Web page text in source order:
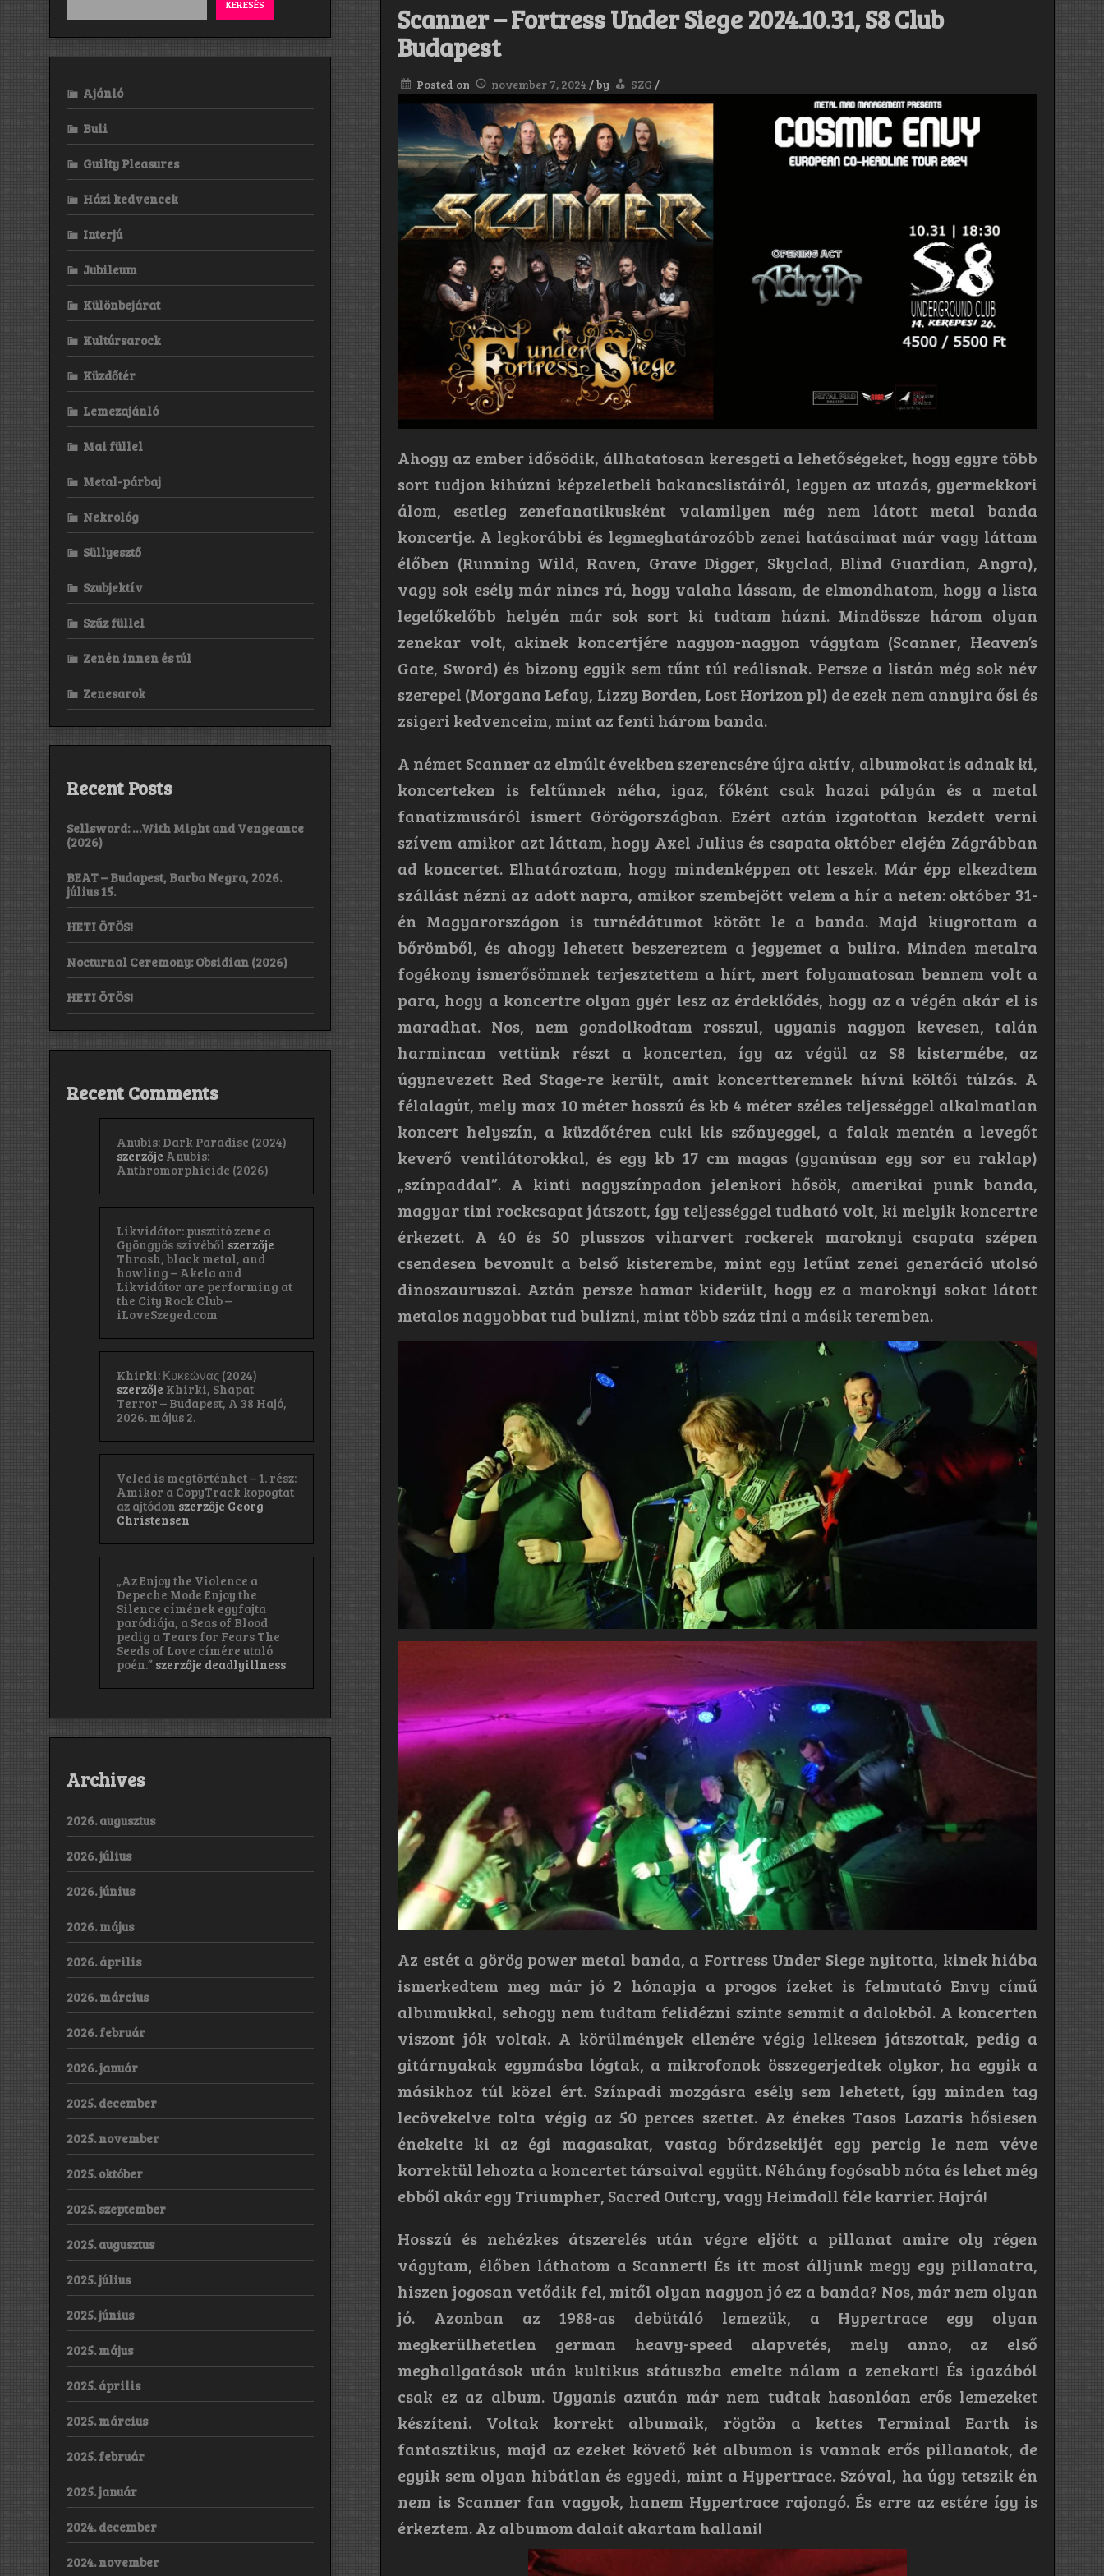
Scanner – Fortress Under Siege 2024.10.31, S8 Club
Budapest
Posted on november 7, 2024 /by SZG /
Ahogy az ember idősödik, állhatatosan keresgeti a lehetőségeket, hogy egyre több
sort tudjon kihúzni képzeletbeli bakancslistáiról, legyen az utazás, gyermekkori
álom, esetleg zenefanatikusként valamilyen még nem látott metal banda
koncertje. A legkorábbi és legmeghatározóbb zenei hatásaimat már vagy láttam
élőben (Running Wild, Raven, Grave Digger, Skyclad, Blind Guardian, Angra),
vagy sok esély már nincs rá, hogy valaha lássam, de elmondhatom, hogy a lista
legelőkelőbb helyén már sok sort ki tudtam húzni. Mindössze három olyan
zenekar volt, akinek koncertjére nagyon-nagyon vágytam (Scanner, Heaven’s
Gate, Sword) és bizony egyik sem tűnt túl reálisnak. Persze a listán még sok név
szerepel (Morgana Lefay, Lizzy Borden, Lost Horizon pl) de ezek nem annyira ősi és
zsigeri kedvenceim, mint az fenti három banda.
A német Scanner az elmúlt években szerencsére újra aktív, albumokat is adnak ki,
koncerteken is feltűnnek néha, igaz, főként csak hazai pályán és a metal
fanatizmusáról ismert Görögországban. Ezért aztán izgatottan kezdett verni
szívem amikor azt láttam, hogy Axel Julius és csapata október elején Zágrábban
ad koncertet. Elhatároztam, hogy mindenképpen ott leszek. Már épp elkezdtem
szállást nézni az adott napra, amikor szembejött velem a hír a neten: október 31-
én Magyarországon is turnédátumot kötött le a banda. Majd kiugrottam a
bőrömből, és ahogy lehetett beszereztem a jegyemet a bulira. Minden metalra
fogékony ismerősömnek terjesztettem a hírt, mert folyamatosan bennem volt a
para, hogy a koncertre olyan gyér lesz az érdeklődés, hogy az a végén akár el is
maradhat. Nos, nem gondolkodtam rosszul, ugyanis nagyon kevesen, talán
harmincan vettünk részt a koncerten, így az végül az S8 kistermébe, az
úgynevezett Red Stage-re került, amit koncertteremnek hívni költői túlzás. A
félalagút, mely max 10 méter hosszú és kb 4 méter széles teljességgel alkalmatlan
koncert helyszín, a küzdőtéren cuki kis szőnyeggel, a falak mentén a levegőt
keverő ventilátorokkal, és egy kb 17 cm magas (gyanúsan egy sor eu raklap)
„színpaddal”. A kinti nagyszínpadon jelenkori hősök, amerikai punk banda,
magyar tini rockcsapat játszott, így teljességgel tudható volt, ki melyik koncertre
érkezett. A 40 és 50 plusszos viharvert rockerek maroknyi csapata szépen
csendesen bevonult a belső kisterembe, mint egy letűnt zenei generáció utolsó
dinoszauruszai. Aztán persze hamar kiderült, hogy ez a maroknyi sokat látott
metalos nagyobbat tud bulizni, mint több száz tini a másik teremben.
Az estét a görög power metal banda, a Fortress Under Siege nyitotta, kinek hiába
ismerkedtem meg már jó 2 hónapja a progos ízeket is felmutató Envy című
albumukkal, sehogy nem tudtam felidézni szinte semmit a dalokból. A koncerten
viszont jók voltak. A körülmények ellenére végig lelkesen játszottak, pedig a
gitárnyakak egymásba lógtak, a mikrofonok összegerjedtek olykor, ha egyik a
másikhoz túl közel ért. Színpadi mozgásra esély sem lehetett, így minden tag
lecövekelve tolta végig az 50 perces szettet. Az énekes Tasos Lazaris hősiesen
énekelte ki az égi magasakat, vastag bőrdzsekijét egy percig le nem véve
korrektül lehozta a koncertet társaival együtt. Néhány fogósabb nóta és lehet még
ebből akár egy Triumpher, Sacred Outcry, vagy Heimdall féle karrier. Hajrá!
Hosszú és nehézkes átszerelés után végre eljött a pillanat amire oly régen
vágytam, élőben láthatom a Scannert! És itt most álljunk megy egy pillanatra,
hiszen jogosan vetődik fel, mitől olyan nagyon jó ez a banda? Nos, már nem olyan
jó. Azonban az 1988-as debütáló lemezük, a Hypertrace egy olyan
megkerülhetetlen german heavy-speed alapvetés, mely anno, az első
meghallgatások után kultikus státuszba emelte nálam a zenekart! És igazából
csak ez az album. Ugyanis azután már nem tudtak hasonlóan erős lemezeket
készíteni. Voltak korrekt albumaik, rögtön a kettes Terminal Earth is
fantasztikus, majd az ezeket követő két albumon is vannak erős pillanatok, de
egyik sem olyan hibátlan és egyedi, mint a Hypertrace. Szóval, ha úgy tetszik én
nem is Scanner fan vagyok, hanem Hypertrace rajongó. És erre az estére így is
érkeztem. Az albumom dalait akartam hallani!
KERESÉS
Ajánló
Buli
Guilty Pleasures
Házi kedvencek
Interjú
Jubileum
Különbejárat
Kultúrsarock
Küzdőtér
Lemezajánló
Mai füllel
Metal-párbaj
Nekrológ
Süllyesztő
Szubjektív
Szűz füllel
Zenén innen és túl
Zenesarok
Recent Posts
Sellsword: …With Might and Vengeance
(2026)
BEAT – Budapest, Barba Negra, 2026.
július 15.
HETI ÖTÖS!
Nocturnal Ceremony: Obsidian (2026)
HETI ÖTÖS!
Recent Comments
Anubis: Dark Paradise (2024)
szerzője Anubis:
Anthromorphicide (2026)
Likvidátor: pusztító zene a
Gyöngyös szívéből szerzője
Thrash, black metal, and
howling – Akela and
Likvidátor are performing at
the City Rock Club –
iLoveSzeged.com
Khirki: Κ​υ​κ​ε​ώ​ν​α​ς (2024)
szerzője Khirki, Shapat
Terror – Budapest, A 38 Hajó,
2026. május 2.
Veled is megtörténhet – 1. rész:
Amikor a CopyTrack kopogtat
az ajtódon szerzője Georg
Christensen
„Az Enjoy the Violence a
Depeche Mode Enjoy the
Silence címének egyfajta
paródiája, a Seas of Blood
pedig a Tears for Fears The
Seeds of Love címére utaló
poén.” szerzője deadlyillness
Archives
2026. augusztus
2026. július
2026. június
2026. május
2026. április
2026. március
2026. február
2026. január
2025. december
2025. november
2025. október
2025. szeptember
2025. augusztus
2025. július
2025. június
2025. május
2025. április
2025. március
2025. február
2025. január
2024. december
2024. november